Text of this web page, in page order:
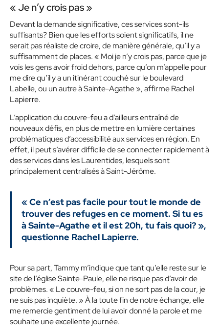
« Je n’y crois pas »
Devant la demande significative, ces services sont-ils
suffisants? Bien que les efforts soient significatifs, il ne
serait pas réaliste de croire, de manière générale, qu’il y a
suffisamment de places.« Moi je n’y crois pas, parce que je
vois les gens avoir froid dehors, parce qu’on m’appelle pour
me dire qu’il y a un itinérant couché sur le boulevard
Labelle, ou un autre à Sainte-Agathe », affirme Rachel
Lapierre.
L’application du couvre-feu a d’ailleurs entraîné de
nouveaux défis, en plus de mettre en lumière certaines
problématiques d’accessibilité aux services en région. En
effet, il peut s’avérer difficile de se connecter rapidement à
des services dans les Laurentides, lesquels sont
principalement centralisés à Saint-Jérôme.
« Ce n’est pas facile pour tout le monde de
trouver des refuges en ce moment. Si tu es
à Sainte-Agathe et il est 20h, tu fais quoi? »,
questionne Rachel Lapierre.
Pour sa part, Tammy m’indique que tant qu’elle reste sur le
site de l’église Sainte-Paule, elle ne risque pas d’avoir de
problèmes.« Le couvre-feu, si on ne sort pas de la cour, je
ne suis pas inquiète. »À la toute fin de notre échange, elle
me remercie gentiment de lui avoir donné la parole et me
souhaite une excellente journée.